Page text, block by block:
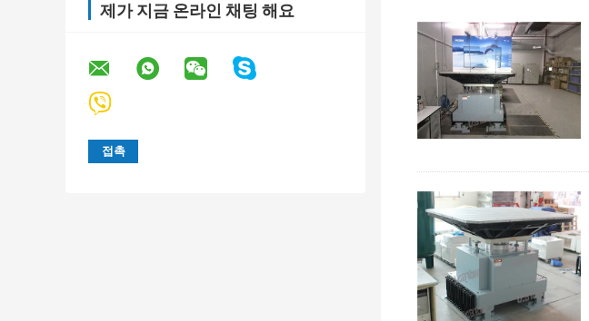
제가 지금 온라인 채팅 해요